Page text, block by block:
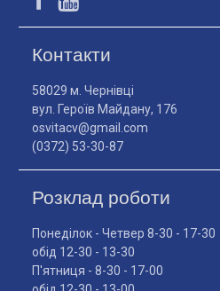
Контакти
58029 м. Чернівці
вул. Героїв Майдану, 176
osvitacv@gmail.com
(0372) 53-30-87
Розклад роботи
Понеділок - Четвер 8-30 - 17-30
обід 12-30 - 13-30
П'ятниця - 8-30 - 17-00